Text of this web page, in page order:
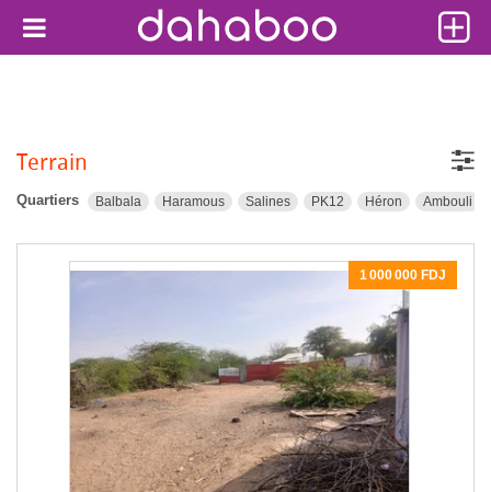
Terrain
Quartiers Balbala Haramous Salines PK12 Héron Ambouli
1 000 000 FDJ